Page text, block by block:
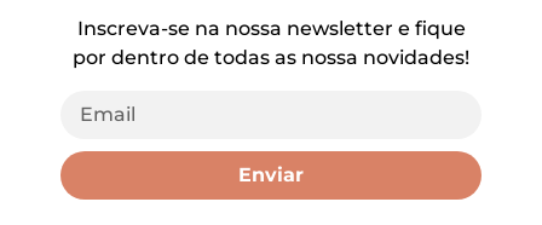
Inscreva-se na nossa newsletter e fique
por dentro de todas as nossa novidades!
Enviar